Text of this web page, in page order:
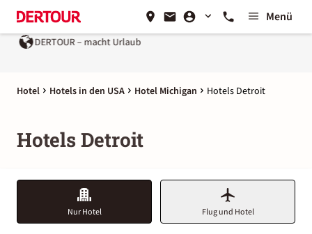
Menü
DERTOUR – macht Urlaub
Hotel Hotels in den USA Hotel Michigan Hotels Detroit
Hotels Detroit
Nur Hotel Flug und Hotel